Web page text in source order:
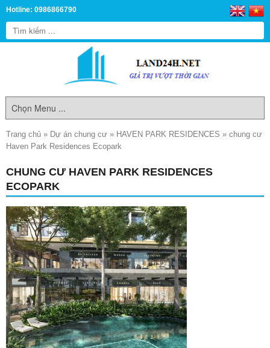
Hotline: 0986866790
Trang chủ » Dự án chung cư » HAVEN PARK RESIDENCES » chung cư
Haven Park Residences Ecopark
CHUNG CƯ HAVEN PARK RESIDENCES
ECOPARK